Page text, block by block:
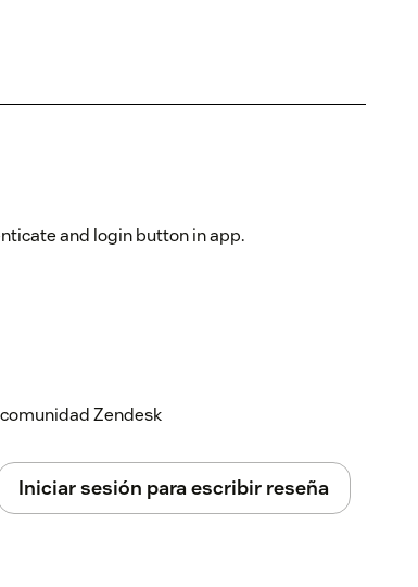
and login button in app.
Zendesk
Iniciar sesión para escribir reseña